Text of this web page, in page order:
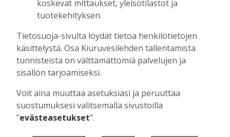
Tilaajille
Äiti ja tytär kirjoittavat sodasta ja
siirtolaisuudesta – kirjojen päähenkilöt ja
toinen kirjoittaja ovat kotoisin
Kiuruveden Ruutanalta
Tilaajille
Aku Laatikainen 22.7.2026 11:00
koskevat mittaukset, yleisötilastot ja
tuotekehityksen.
Tietosuoja-sivulta löydät tietoa henkilötietojen
käsittelystä. Osa Kiuruvesilehden tallentamista
tunnisteista on välttämättömiä palvelujen ja
sisällön tarjoamiseksi.
Voit aina muuttaa asetuksiasi ja peruuttaa
suostumuksesi valitsemalla sivustoilla
”evästeasetukset”.